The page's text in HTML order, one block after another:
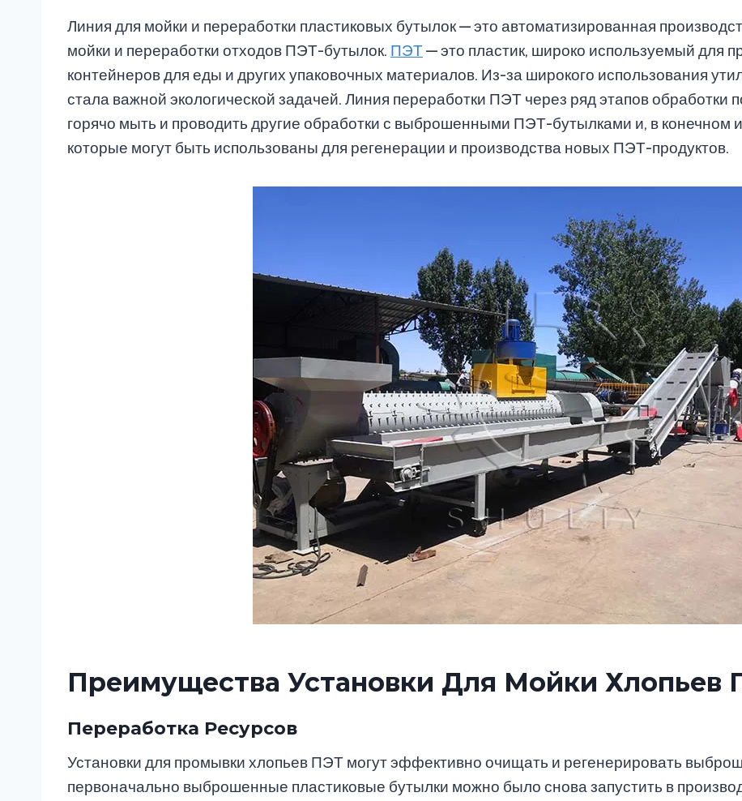
Линия для мойки и переработки пластиковых бутылок — это автоматизированная
мойки и переработки отходов ПЭТ-бутылок. ПЭТ— это пластик, широко используемый для
контейнеров для еды и других упаковочных материалов. Из-за широкого использования
стала важной экологической задачей. Линия переработки ПЭТ через ряд этапов обработки
горячо мыть и проводить другие обработки с выброшенными ПЭТ-бутылками и, в конечном
которые могут быть использованы для регенерации и производства новых ПЭТ-продуктов.
Преимущества Установки Для Мойки Хлопьев
Переработка Ресурсов
Установки для промывки хлопьев ПЭТ могут эффективно очищать и регенерировать
первоначально выброшенные пластиковые бутылки можно было снова запустить в